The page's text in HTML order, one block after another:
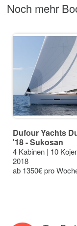
Noch mehr
Dufour Yachts
'18 - Sukosan
4 Kabinen | 10
2018
ab 1350€ pro